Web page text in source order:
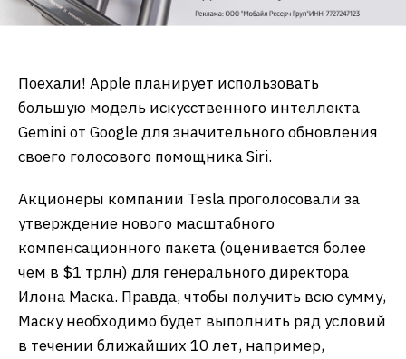
Поехали! Apple планирует использовать
большую модель искусственного интеллекта
Gemini от Google для значительного обновления
своего голосового помощника Siri.
Акционеры компании Tesla проголосовали за
утверждение нового масштабного
компенсационного пакета (оценивается более
чем в $1 трлн) для генерального директора
Илона Маска. Правда, чтобы получить всю сумму,
Маску необходимо будет выполнить ряд условий
в течении ближайших 10 лет, например,